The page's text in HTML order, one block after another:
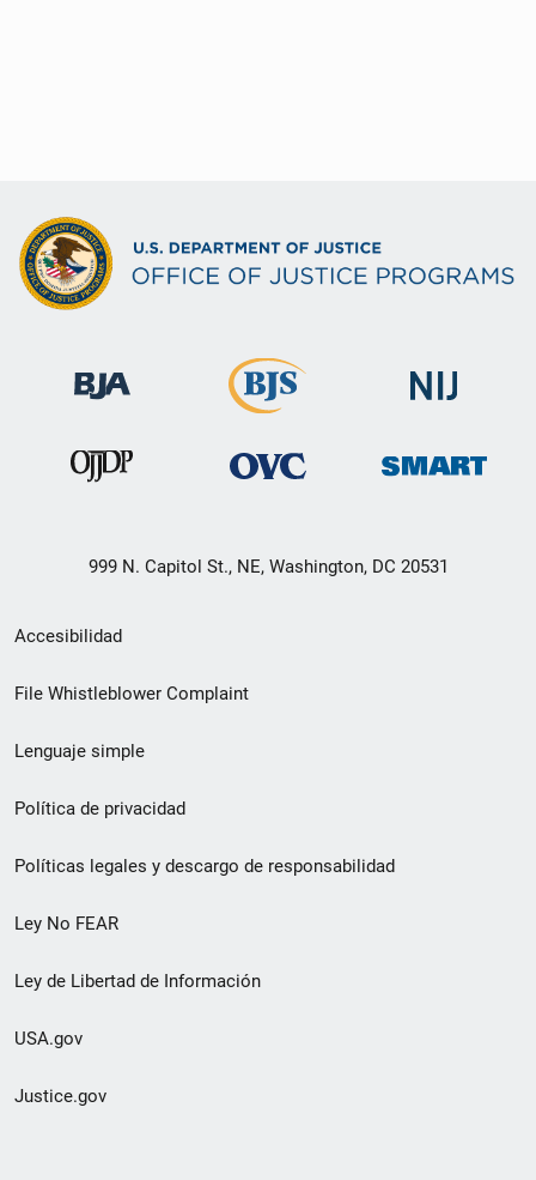
999 N. Capitol St., NE, Washington, DC 20531
Menú
de
de
pie
de
página
Accesibilidad
File Whistleblower Complaint
Lenguaje simple
Política de privacidad
Políticas legales y descargo de responsabilidad
Ley No FEAR
Ley de Libertad de Información
USA.gov
Justice.gov